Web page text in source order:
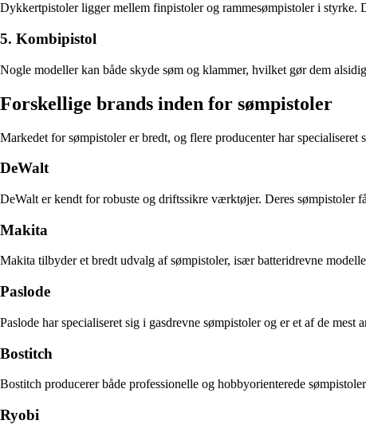
Dykkertpistoler ligger mellem finpistoler og rammesømpistoler i
5. Kombipistol
Nogle modeller kan både skyde søm og klammer, hvilket gør dem
Forskellige brands inden for sømpistoler
Markedet for sømpistoler er bredt, og flere producenter har
DeWalt
DeWalt er kendt for robuste og driftssikre værktøjer. Deres sømpistoler
Makita
Makita tilbyder et bredt udvalg af sømpistoler, især batteridrevne
Paslode
Paslode har specialiseret sig i gasdrevne sømpistoler og er et af de
Bostitch
Bostitch producerer både professionelle og hobbyorienterede
Ryobi